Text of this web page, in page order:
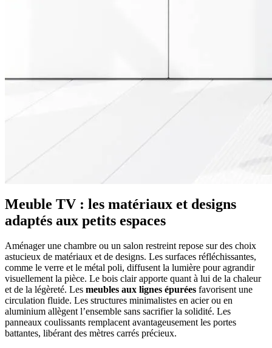
Meuble TV : les matériaux et designs
adaptés aux petits espaces
Aménager une chambre ou un salon restreint repose sur des choix
astucieux de matériaux et de designs. Les surfaces réfléchissantes,
comme le verre et le métal poli, diffusent la lumière pour agrandir
visuellement la pièce. Le bois clair apporte quant à lui de la chaleur
et de la légèreté. Les meubles aux lignes épurées favorisent une
circulation fluide. Les structures minimalistes en acier ou en
aluminium allègent l’ensemble sans sacrifier la solidité. Les
panneaux coulissants remplacent avantageusement les portes
battantes, libérant des mètres carrés précieux.